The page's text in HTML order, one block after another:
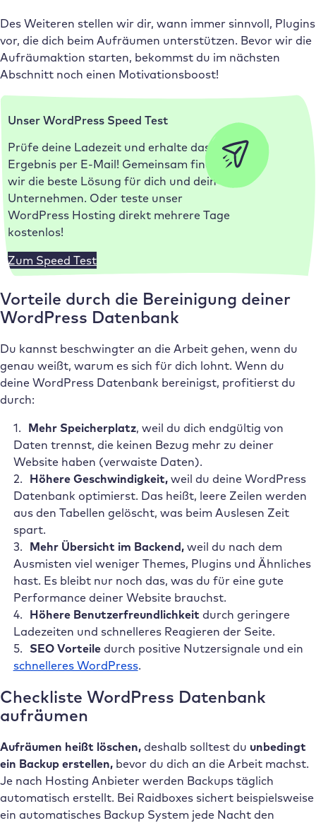
Des Weiteren stellen wir dir, wann immer sinnvoll, Plugins
vor, die dich beim Aufräumen unterstützen. Bevor wir die
Aufräumaktion starten, bekommst du im nächsten
Abschnitt noch einen Motivationsboost!
Unser WordPress Speed Test
Prüfe deine Ladezeit und erhalte das
Ergebnis per E-Mail! Gemeinsam finden
wir die beste Lösung für dich und dein
Unternehmen. Oder teste unser
WordPress Hosting direkt mehrere Tage
kostenlos!
Zum Speed Test
Vorteile durch die Bereinigung deiner
WordPress Datenbank
Du kannst beschwingter an die Arbeit gehen, wenn du
genau weißt, warum es sich für dich lohnt. Wenn du
deine WordPress Datenbank bereinigst, profitierst du
durch:
Mehr Speicherplatz, weil du dich endgültig von
Daten trennst, die keinen Bezug mehr zu deiner
Website haben (verwaiste Daten).
Höhere Geschwindigkeit,weil du deine WordPress
Datenbank optimierst. Das heißt, leere Zeilen werden
aus den Tabellen gelöscht, was beim Auslesen Zeit
spart.
Mehr Übersicht im Backend, weil du nach dem
Ausmisten viel weniger Themes, Plugins und Ähnliches
hast. Es bleibt nur noch das, was du für eine gute
Performance deiner Website brauchst.
Höhere Benutzerfreundlichkeit durch geringere
Ladezeiten und schnelleres Reagieren der Seite.
SEO Vorteile durch positive Nutzersignale und ein
schnelleres WordPress.
Checkliste WordPress Datenbank
aufräumen
Aufräumen heißt löschen, deshalb solltest du unbedingt
ein Backup erstellen, bevor du dich an die Arbeit machst.
Je nach Hosting Anbieter werden Backups täglich
automatisch erstellt. Bei Raidboxes sichert beispielsweise
ein automatisches Backup System jede Nacht den